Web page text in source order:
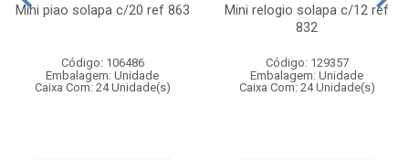
Mini piao solapa c/20 ref 863
Código: 106486
Embalagem: Unidade
Caixa Com: 24 Unidade(s)
Mini relogio solapa c/12 ref
832
Código: 129357
Embalagem: Unidade
Caixa Com: 24 Unidade(s)